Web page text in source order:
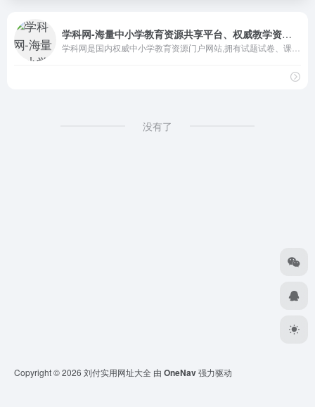
学科网-海量中小学教育资源共享平台、权威教学资源门户网站！
没有了
Copyright © 2026 刘付实用网址大全 由 OneNav强力驱动